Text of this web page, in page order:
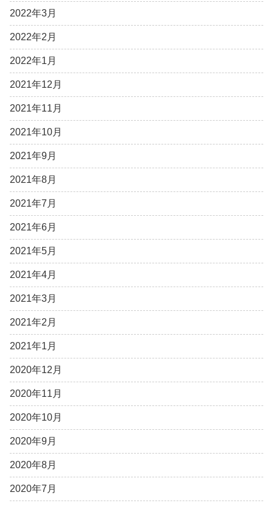
2022年3月
2022年2月
2022年1月
2021年12月
2021年11月
2021年10月
2021年9月
2021年8月
2021年7月
2021年6月
2021年5月
2021年4月
2021年3月
2021年2月
2021年1月
2020年12月
2020年11月
2020年10月
2020年9月
2020年8月
2020年7月